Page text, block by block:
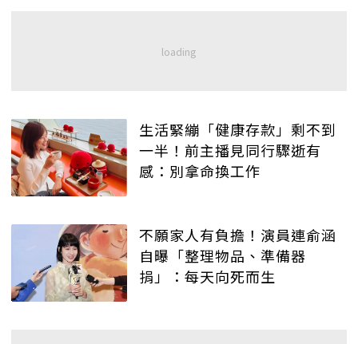
生活緊繃「健康存款」剩不到
一半！前主播見同行驟逝有
感：別拿命換工作
不願家人有負擔！演員連俞涵
自曝「整理物品、準備器
捐」：每天向死而生